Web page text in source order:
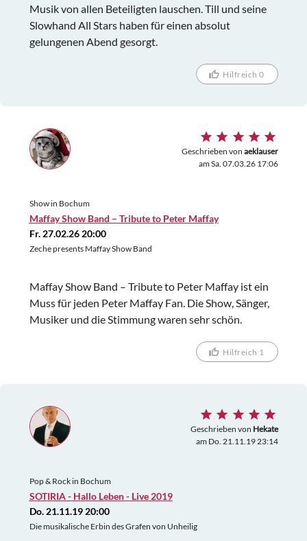
Musik von allen Beteiligten lauschen. Till und seine
Slowhand All Stars haben für einen absolut
gelungenen Abend gesorgt.
Hilfreich 0
Geschrieben von aeklauser
am Sa. 07.03.26 17:06
Show in Bochum
Maffay Show Band – Tribute to Peter Maffay
Fr. 27.02.26 20:00
Zeche presents Maffay Show Band
Maffay Show Band – Tribute to Peter Maffay ist ein
Muss für jeden Peter Maffay Fan. Die Show, Sänger,
Musiker und die Stimmung waren sehr schön.
Hilfreich 1
Geschrieben von Hekate
am Do. 21.11.19 23:14
Pop & Rock in Bochum
SOTIRIA - Hallo Leben - Live 2019
Do. 21.11.19 20:00
Die musikalische Erbin des Grafen von Unheilig